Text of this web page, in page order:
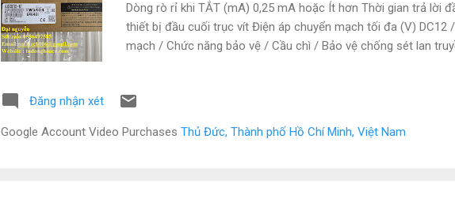
Dòng rò rỉ khi TẮT (mA) 0,25 mA hoặc Ít hơn Thời gian trả lời
thiết bị đầu cuối trục vít Điện áp chuyển mạch tối đa (V) DC12
mạch / Chức năng bảo vệ / Cầu chì / Bảo vệ chống sét lan
Khu trung tâm hành chính , P.Dĩ An , Dĩ An , Bình Dương Đt/Zalo:
natatech006@gmail. com Website: tudonghoacn. com -
thông dụng : AJ65SBTB2-8S, AJ65SBTB2-8T, AJ65SBTB2-8T1,
Đăng nhận xét
Google Account Video Purchases Thủ Đức, Thành phố Hồ Chí Minh, Việt Nam